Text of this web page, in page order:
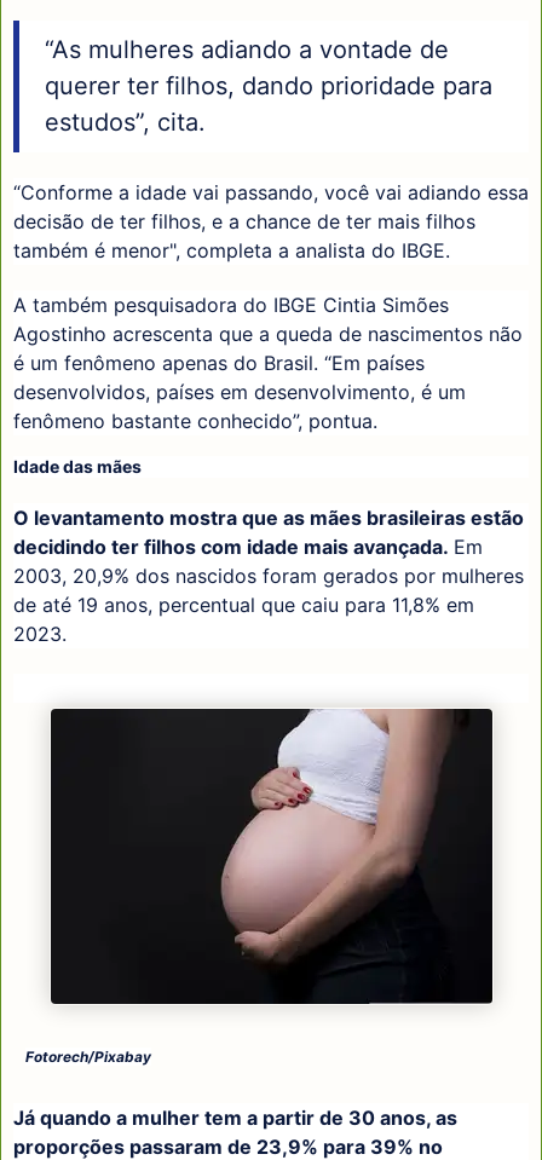
“As mulheres adiando a vontade de
querer ter filhos, dando prioridade para
estudos”, cita.
“Conforme a idade vai passando, você vai adiando essa
decisão de ter filhos, e a chance de ter mais filhos
também é menor", completa a analista do IBGE.
A também pesquisadora do IBGE Cintia Simões
Agostinho acrescenta que a queda de nascimentos não
é um fenômeno apenas do Brasil. “Em países
desenvolvidos, países em desenvolvimento, é um
fenômeno bastante conhecido”, pontua.
Idade das mães
O levantamento mostra que as mães brasileiras estão
decidindo ter filhos com idade mais avançada. Em
2003, 20,9% dos nascidos foram gerados por mulheres
de até 19 anos, percentual que caiu para 11,8% em
2023.
Fotorech/Pixabay
Já quando a mulher tem a partir de 30 anos, as
proporções passaram de 23,9% para 39% no